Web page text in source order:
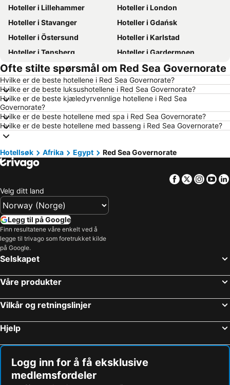
Hoteller i Lillehammer
Hoteller i London
Hoteller i Stavanger
Hoteller i Gdańsk
Hoteller i Östersund
Hoteller i Karlstad
Hoteller i Tønsberg
Hoteller i Gardermoen
Hoteller i Hamar
Hoteller i Bodø
Hoteller i Geilo
Hoteller i Arendal
Hoteller i Ålesund
Hoteller i Fredrikstad
Hoteller i Sandefjord
Hoteller i Aalborg
Hoteller i Roma
Hoteller i Hellas
Hoteller i Västra Götalands län
Hoteller i Sørlandet
Hoteller i Spania
Hoteller i Malta
Hoteller i Region Nordjylland
Hoteller i Kypros
Hoteller i Italia
Hoteller i Split-Dalmatien
Hoteller i Phuket
Hoteller i Telemark
Ofte stilte spørsmål om Red Sea Governorate
Hvilke er de beste hotellene i Red Sea Governorate?
Hvilke er de beste luksushotellene i Red Sea Governorate?
Hvilke er de beste kjæledyrvennlige hotellene i Red Sea
Governorate?
Hvilke er de beste hotellene med spa i Red Sea Governorate?
Hvilke er de beste hotellene med basseng i Red Sea Governorate?
Hotellsøk Afrika Egypt Red Sea Governorate
Facebook
Twitter
Velg ditt land
Legg til på Google
Finn resultatene våre enkelt ved å
legge til trivago som foretrukket kilde
på Google.
Selskapet
Våre produkter
Vilkår og retningslinjer
Hjelp
Logg inn for å få eksklusive
medlemsfordeler